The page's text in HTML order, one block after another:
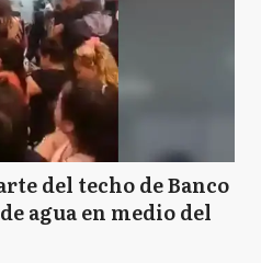
del techo de Banco
agua en medio del